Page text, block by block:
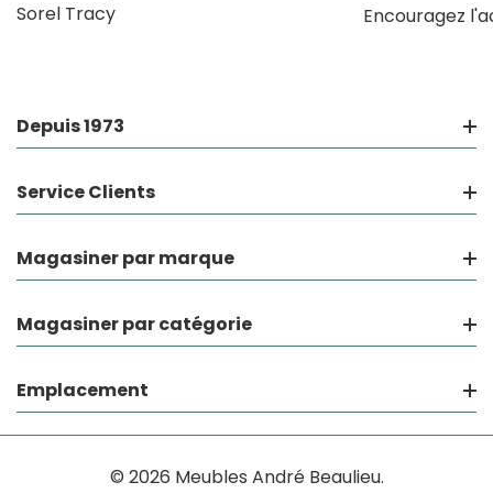
Sorel Tracy
Encouragez
Depuis 1973
Service Clients
Magasiner par marque
Magasiner par catégorie
Emplacement
© 2026 Meubles André Beaulieu.